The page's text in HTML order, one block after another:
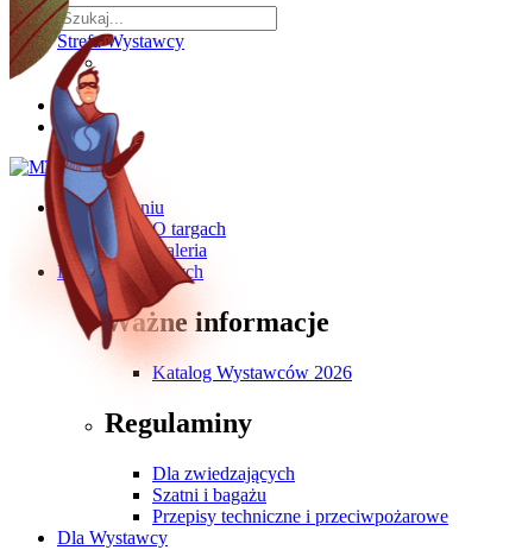
Strefa Wystawcy
O wydarzeniu
O targach
Galeria
Dla Zwiedzających
Ważne informacje
Katalog Wystawców 2026
Regulaminy
Dla zwiedzających
Szatni i bagażu
Przepisy techniczne i przeciwpożarowe
Dla Wystawcy